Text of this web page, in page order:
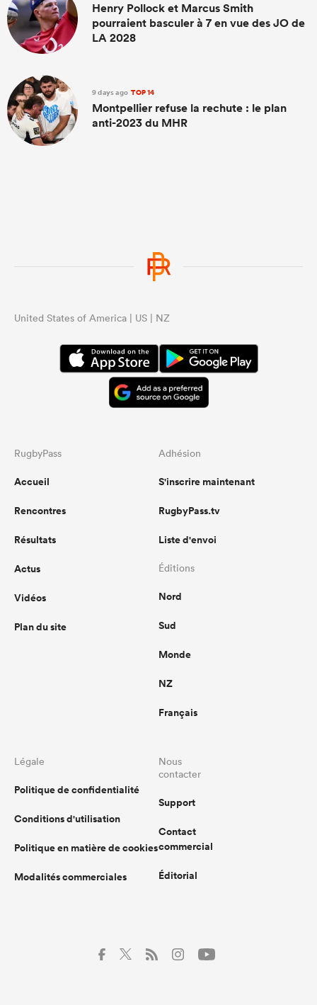
Henry Pollock et Marcus Smith
pourraient basculer à 7 en vue des JO de
LA 2028
9 days ago TOP 14
Montpellier refuse la rechute : le plan
anti-2023 du MHR
United States of America | US | NZ
RugbyPass
Accueil
Rencontres
Résultats
Actus
Vidéos
Plan du site
Adhésion
S'inscrire maintenant
RugbyPass.tv
Liste d'envoi
Éditions
Nord
Sud
Monde
NZ
Français
Légale
Politique de confidentialité
Conditions d'utilisation
Politique en matière de cookies
Modalités commerciales
Nous
contacter
Support
Contact
commercial
Éditorial